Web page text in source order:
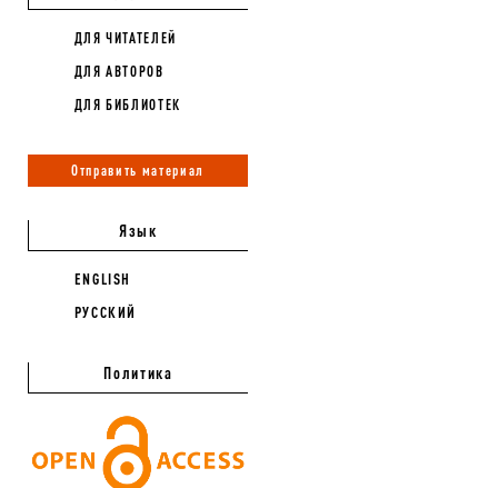
ДЛЯ ЧИТАТЕЛЕЙ
ДЛЯ АВТОРОВ
ДЛЯ БИБЛИОТЕК
Отправить материал
Язык
ENGLISH
РУССКИЙ
Политика